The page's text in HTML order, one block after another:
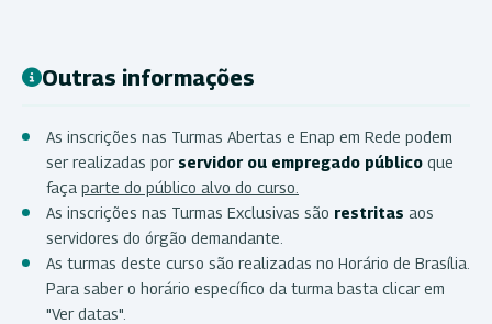
Outras informações
As inscrições nas Turmas Abertas e Enap em Rede podem
ser realizadas por servidor ou empregado público que
faça parte do público alvo do curso.
As inscrições nas Turmas Exclusivas são restritas aos
servidores do órgão demandante.
As turmas deste curso são realizadas no Horário de Brasília.
Para saber o horário específico da turma basta clicar em
"Ver datas".